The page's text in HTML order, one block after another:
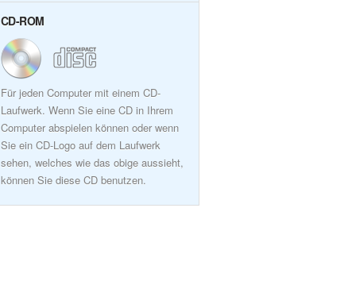
CD-ROM
Für jeden Computer mit einem CD-
Laufwerk. Wenn Sie eine CD in Ihrem
Computer abspielen können oder wenn
Sie ein CD-Logo auf dem Laufwerk
sehen, welches wie das obige aussieht,
können Sie diese CD benutzen.